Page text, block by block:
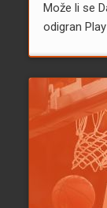
Može li se
odigran